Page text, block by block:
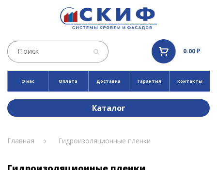
0.00 ₽
О нас Оплата Доставка Гарантия Контакты
Каталог
Главная Гидроизоляционные пленки